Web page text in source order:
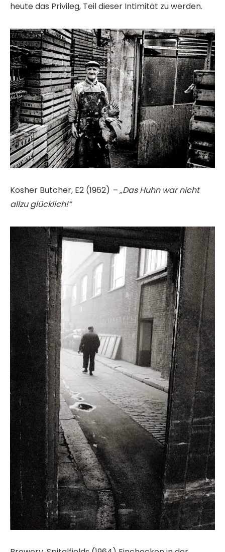
heute das Privileg, Teil dieser Intimität zu werden.
Kosher Butcher, E2 (1962) – „Das Huhn war nicht
allzu glücklich!“